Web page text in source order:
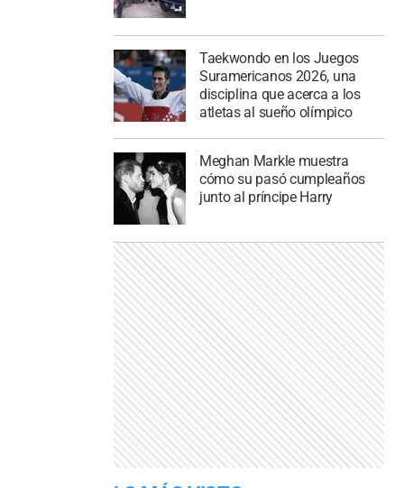
Taekwondo en los Juegos
Suramericanos 2026, una
disciplina que acerca a los
atletas al sueño olímpico
Meghan Markle muestra
cómo su pasó cumpleaños
junto al príncipe Harry